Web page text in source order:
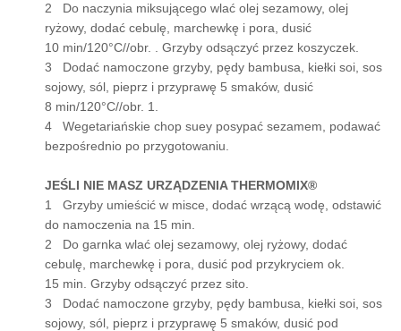
2 Do naczynia miksującego wlać olej sezamowy, olej
ryżowy, dodać cebulę, marchewkę i pora, dusić
10 min/120°C//obr. . Grzyby odsączyć przez koszyczek.
3 Dodać namoczone grzyby, pędy bambusa, kiełki soi, sos
sojowy, sól, pieprz i przyprawę 5 smaków, dusić
8 min/120°C//obr. 1.
4 Wegetariańskie chop suey posypać sezamem, podawać
bezpośrednio po przygotowaniu.
JEŚLI NIE MASZ URZĄDZENIA THERMOMIX®
1 Grzyby umieścić w misce, dodać wrzącą wodę, odstawić
do namoczenia na 15 min.
2 Do garnka wlać olej sezamowy, olej ryżowy, dodać
cebulę, marchewkę i pora, dusić pod przykryciem ok.
15 min. Grzyby odsączyć przez sito.
3 Dodać namoczone grzyby, pędy bambusa, kiełki soi, sos
sojowy, sól, pieprz i przyprawę 5 smaków, dusić pod